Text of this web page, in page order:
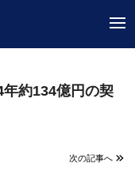
約134億円の契
次の記事へ